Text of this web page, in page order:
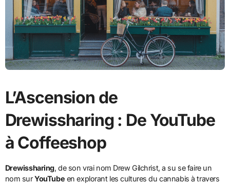
L’Ascension de
Drewissharing : De YouTube
à Coffeeshop
Drewissharing, de son vrai nom Drew Gilchrist, a su se faire un
nom surYouTube en explorant les cultures du cannabis à travers